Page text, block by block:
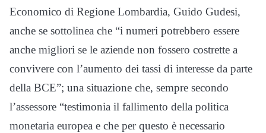
Economico di Regione Lombardia, Guido Gudesi,
anche se sottolinea che “i numeri potrebbero essere
anche migliori se le aziende non fossero costrette a
convivere con l’aumento dei tassi di interesse da parte
della BCE”; una situazione che, sempre secondo
l’assessore “testimonia il fallimento della politica
monetaria europea e che per questo è necessario